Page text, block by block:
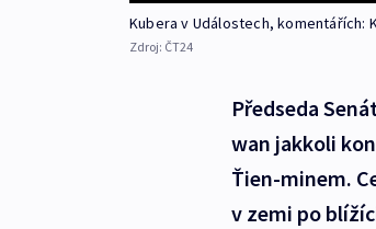
Kubera v Událostech, komentářích:
Zdroj: ČT24
Předseda
wan jakkoli
Ťien-minem.
v zemi po